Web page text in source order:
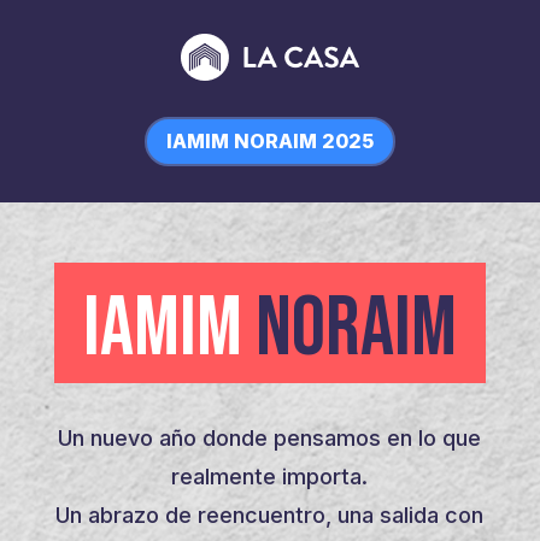
IAMIM NORAIM 2025
IAMIM NORAIM
Un nuevo año donde pensamos en lo que
realmente importa.
Un abrazo de reencuentro, una salida con